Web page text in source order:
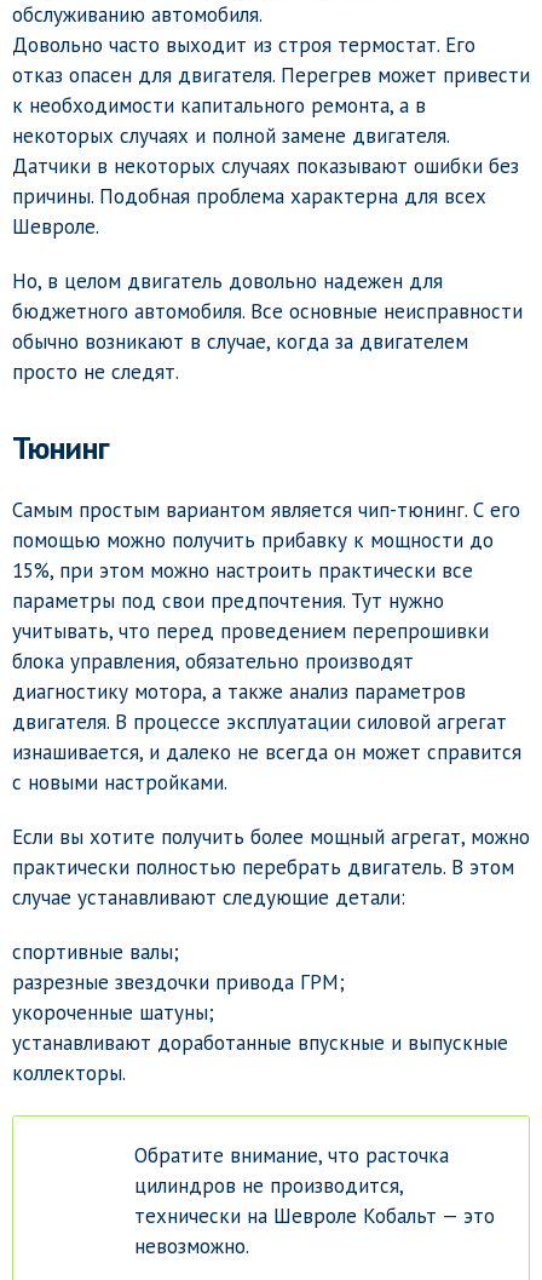
обслуживанию автомобиля.
Довольно часто выходит из строя термостат. Его
отказ опасен для двигателя. Перегрев может привести
к необходимости капитального ремонта, а в
некоторых случаях и полной замене двигателя.
Датчики в некоторых случаях показывают ошибки без
причины. Подобная проблема характерна для всех
Шевроле.
Но, в целом двигатель довольно надежен для
бюджетного автомобиля. Все основные неисправности
обычно возникают в случае, когда за двигателем
просто не следят.
Тюнинг
Самым простым вариантом является чип-тюнинг. С его
помощью можно получить прибавку к мощности до
15%, при этом можно настроить практически все
параметры под свои предпочтения. Тут нужно
учитывать, что перед проведением перепрошивки
блока управления, обязательно производят
диагностику мотора, а также анализ параметров
двигателя. В процессе эксплуатации силовой агрегат
изнашивается, и далеко не всегда он может справится
с новыми настройками.
Если вы хотите получить более мощный агрегат, можно
практически полностью перебрать двигатель. В этом
случае устанавливают следующие детали:
спортивные валы;
разрезные звездочки привода ГРМ;
укороченные шатуны;
устанавливают доработанные впускные и выпускные
коллекторы.
Обратите внимание, что расточка
цилиндров не производится,
технически на Шевроле Кобальт — это
невозможно.